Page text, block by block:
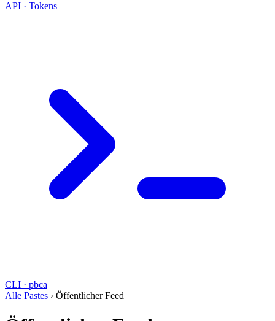
API · Tokens
CLI · pbca
Alle Pastes › Öffentlicher Feed